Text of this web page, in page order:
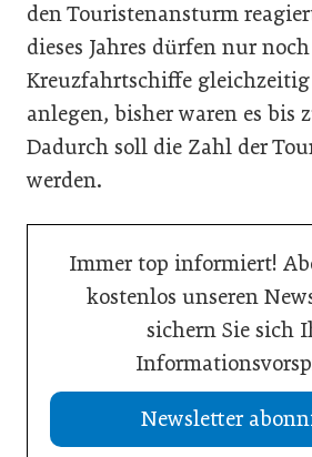
den Touristenansturm
dieses Jahres dürfen nur
Kreuzfahrtschiffe
anlegen, bisher waren es bis
Dadurch soll die Zahl der
werden.
Immer top informiert!
kostenlos unseren
sichern Sie sich
Newsletter